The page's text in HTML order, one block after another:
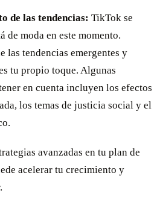
de las tendencias: TikTok se
de moda en este momento.
las tendencias emergentes y
tu propio toque. Algunas
en cuenta incluyen los efectos
los temas de justicia social y el
avanzadas en tu plan de
acelerar tu crecimiento y